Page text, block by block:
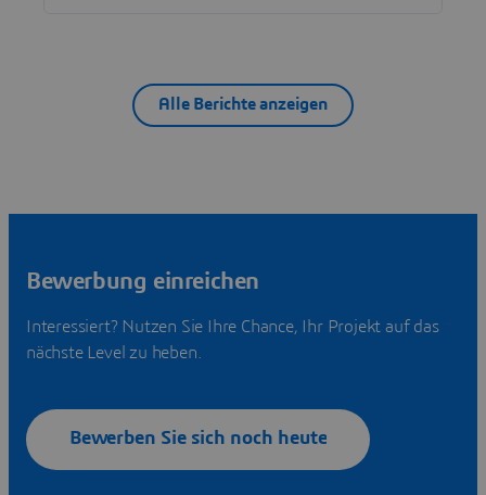
Alle Berichte anzeigen
Bewerbung einreichen
Interessiert? Nutzen Sie Ihre Chance, Ihr Projekt auf das
nächste Level zu heben.
Bewerben Sie sich noch heute